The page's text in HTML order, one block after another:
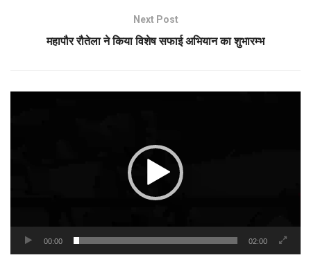
Next Post
महापौर रौतेला ने किया विशेष सफाई अभियान का शुभारम्भ
00:00 02:00